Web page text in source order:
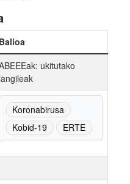
Balioa
ukitutako
langileak
Koronabirusa
Kobid-19
ERTE